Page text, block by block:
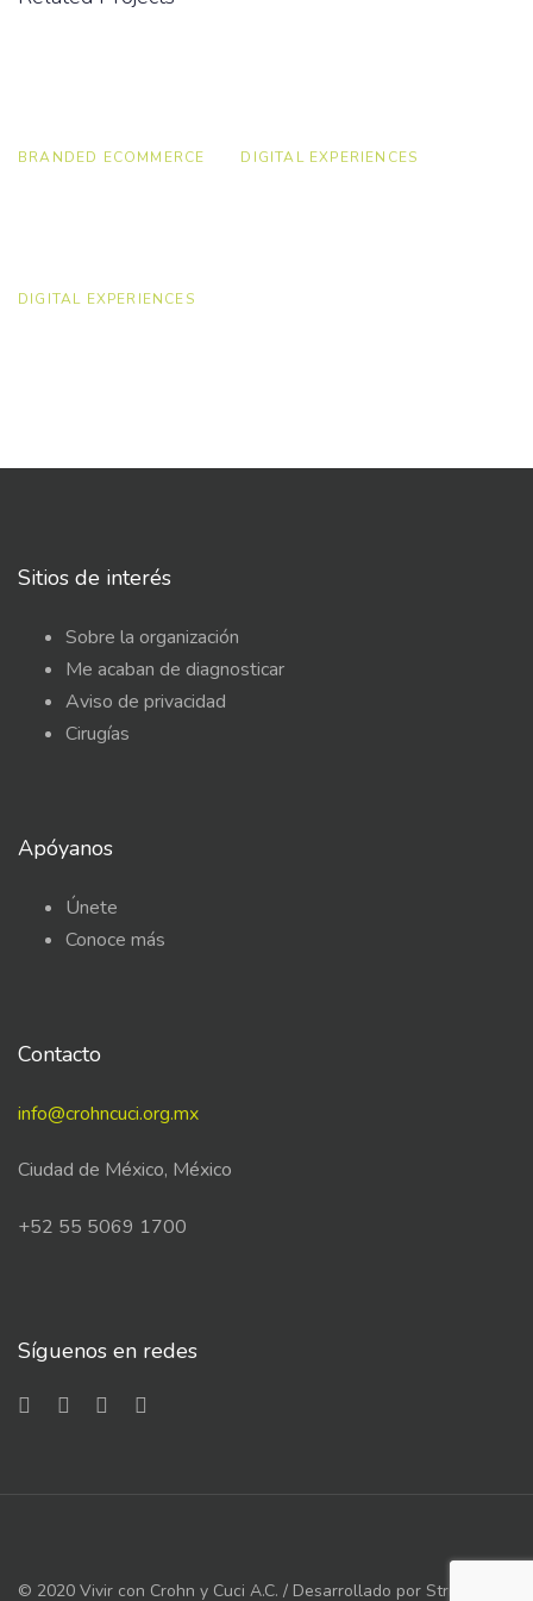
BRANDED ECOMMERCE DIGITAL EXPERIENCES
DIGITAL EXPERIENCES
Sitios de interés
Sobre la organización
Me acaban de diagnosticar
Aviso de privacidad
Cirugías
Apóyanos
Únete
Conoce más
Contacto
info@crohncuci.org.mx
Ciudad de México, México
+52 55 5069 1700
Síguenos en redes
© 2020 Vivir con Crohn y Cuci A.C. / Desarrollado por Strive